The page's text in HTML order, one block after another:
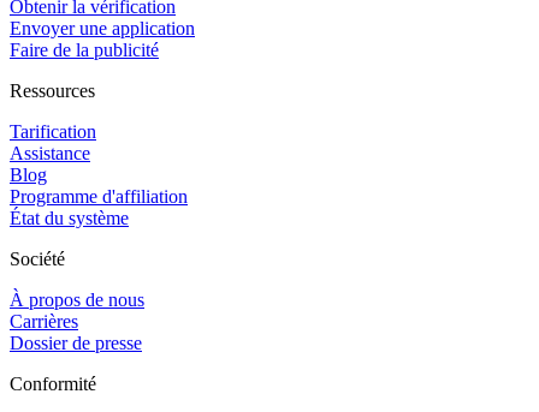
Obtenir la vérification
Envoyer une application
Faire de la publicité
Ressources
Tarification
Assistance
Blog
Programme d'affiliation
État du système
Société
À propos de nous
Carrières
Dossier de presse
Conformité